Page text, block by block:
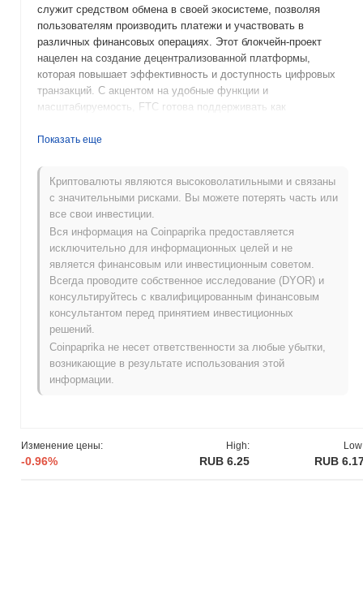
Изменение цены:
-0.96%
High:
RUB 6.25 RUB
служит средством обмена в своей экосистеме, позволяя
пользователям производить платежи и участвовать в
различных финансовых операциях. Этот блокчейн-проект
нацелен на создание децентрализованной платформы,
которая повышает эффективность и доступность цифровых
транзакций. С акцентом на удобные функции и
масштабируемость, FTC готова поддерживать как
крипто-ландшафте.
Когда и как начался FTC?
FTC был запущен в 2014 году как децентрализованная
криптовалюта, направленная на обеспечение быстрых и
безопасных транзакций. Он был разработан командой
энтузиастов блокчейна с акцентом на создание удобной
платформы как для частных лиц, так и для бизнеса. На
ранних этапах развития FTC приобрел популярность
благодаря первоначальным листингам на биржах, что
помогло увеличить его видимость и принятие в крипто-
сообществе.
Что ожидает FTC в будущем?
FTC готов к значительным достижениям, продолжая
реализовывать свой план на 2024 год. Предстоящие функции
содействие более широкому принятию в области
децентрализованных финансов (DeFi). Сообщество активно
Показать еще
Криптовалюты являются высоковолатильными и связаны
с значительными рисками. Вы можете потерять часть или
все свои инвестиции.
Вся информация на Coinpaprika предоставляется
исключительно для информационных целей и не
является финансовым или инвестиционным советом.
Всегда проводите собственное исследование (DYOR) и
консультируйтесь с квалифицированным финансовым
консультантом перед принятием инвестиционных
решений.
Coinpaprika не несет ответственности за любые убытки,
возникающие в результате использования этой
информации.